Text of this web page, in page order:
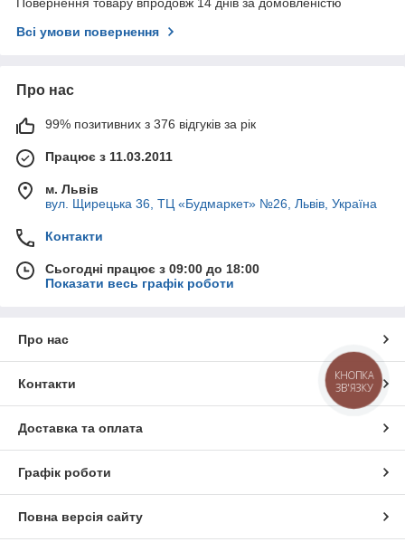
Повернення товару впродовж 14 днів за домовленістю
Всі умови повернення
Про нас
99% позитивних з 376 відгуків за рік
Працює з 11.03.2011
м. Львів
вул. Щирецька 36, ТЦ «Будмаркет» №26, Львів, Україна
Контакти
Сьогодні працює з 09:00 до 18:00
Показати весь графік роботи
Про нас
Контакти
Доставка та оплата
Графік роботи
Повна версія сайту
КНОПКА
ЗВ'ЯЗКУ